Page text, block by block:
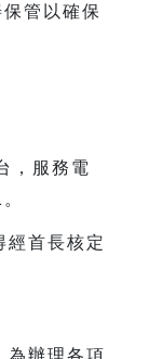
管以確保
，服務電
經首長核定
為辦理各項